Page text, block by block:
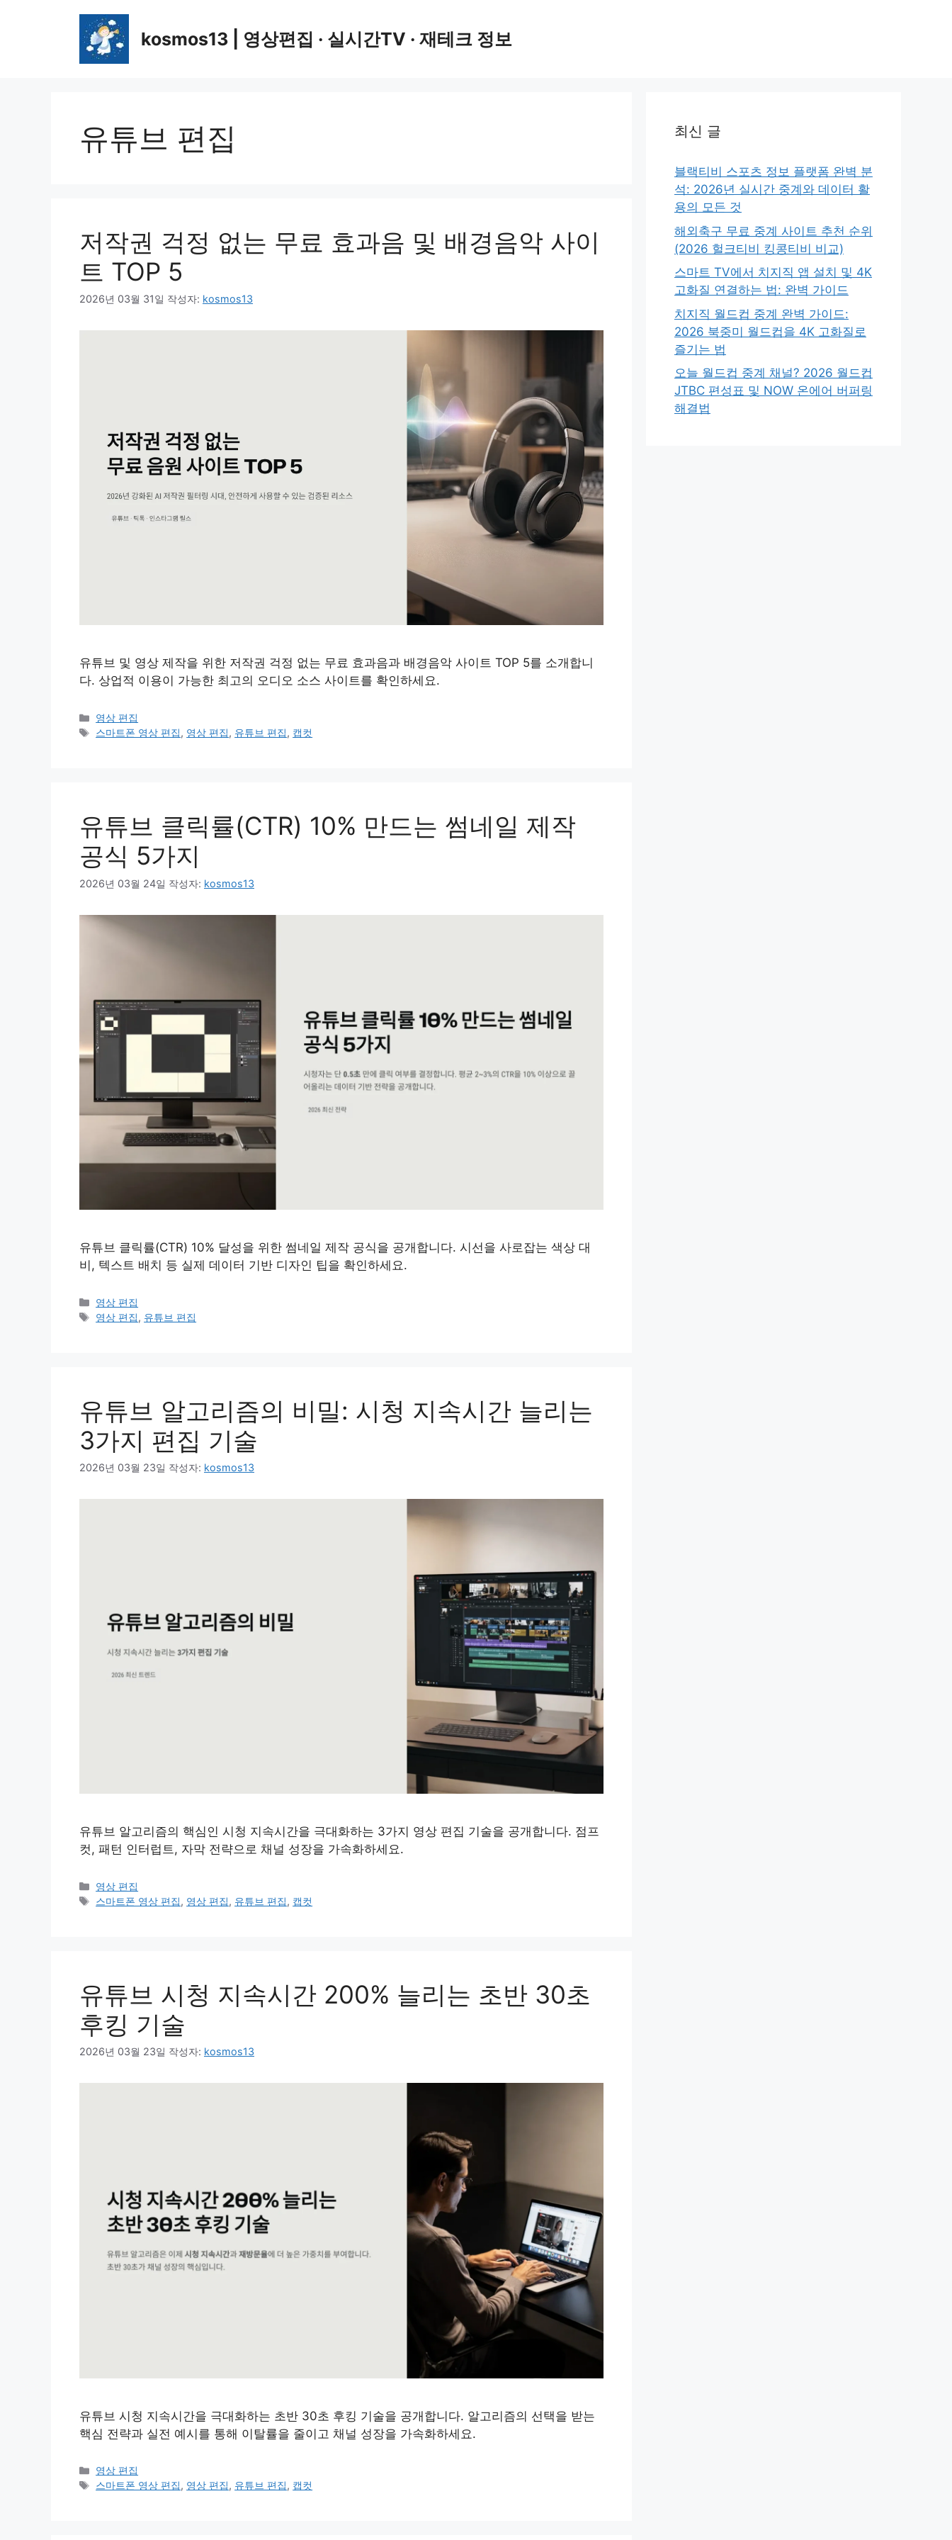
kosmos13 | 영상편집 · 실시간TV · 재테크 정보
유튜브 편집
저작권 걱정 없는 무료 효과음 및 배경음악 사이
트 TOP 5
2026년 03월 31일 작성자: kosmos13
유튜브 및 영상 제작을 위한 저작권 걱정 없는 무료 효과음과 배경음악 사이트 TOP 5를 소개합니
다. 상업적 이용이 가능한 최고의 오디오 소스 사이트를 확인하세요.
카
테
영상 편집
태
스마트폰 영상 편집, 영상 편집, 유튜브 편집, 캡컷
유튜브 클릭률(CTR) 10% 만드는 썸네일 제작
공식 5가지
2026년 03월 24일 작성자: kosmos13
유튜브 클릭률(CTR) 10% 달성을 위한 썸네일 제작 공식을 공개합니다. 시선을 사로잡는 색상 대
비, 텍스트 배치 등 실제 데이터 기반 디자인 팁을 확인하세요.
카
테
영상 편집
태
영상 편집, 유튜브 편집
유튜브 알고리즘의 비밀: 시청 지속시간 늘리는
3가지 편집 기술
2026년 03월 23일 작성자: kosmos13
유튜브 알고리즘의 핵심인 시청 지속시간을 극대화하는 3가지 영상 편집 기술을 공개합니다. 점프
컷, 패턴 인터럽트, 자막 전략으로 채널 성장을 가속화하세요.
카
테
영상 편집
태
스마트폰 영상 편집, 영상 편집, 유튜브 편집, 캡컷
유튜브 시청 지속시간 200% 늘리는 초반 30초
후킹 기술
2026년 03월 23일 작성자: kosmos13
유튜브 시청 지속시간을 극대화하는 초반 30초 후킹 기술을 공개합니다. 알고리즘의 선택을 받는
핵심 전략과 실전 예시를 통해 이탈률을 줄이고 채널 성장을 가속화하세요.
카
테
영상 편집
태
스마트폰 영상 편집, 영상 편집, 유튜브 편집, 캡컷
최신 글
블랙티비 스포츠 정보 플랫폼 완벽 분
석: 2026년 실시간 중계와 데이터 활
용의 모든 것
해외축구 무료 중계 사이트 추천 순위
(2026 헐크티비 킹콩티비 비교)
스마트 TV에서 치지직 앱 설치 및 4K
고화질 연결하는 법: 완벽 가이드
치지직 월드컵 중계 완벽 가이드:
2026 북중미 월드컵을 4K 고화질로
즐기는 법
오늘 월드컵 중계 채널? 2026 월드컵
JTBC 편성표 및 NOW 온에어 버퍼링
해결법